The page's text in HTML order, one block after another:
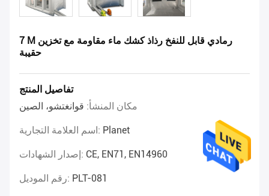
7 M رمادي قابل للنفخ رذاذ كشك ماء مقاومة مع تخزين
حقيبة
تفاصيل المنتج
مكان المنشأ: قوانغتشو، الصين
اسم العلامة التجارية: Planet
إصدار الشهادات: CE, EN71, EN14960
رقم الموديل: PLT-081